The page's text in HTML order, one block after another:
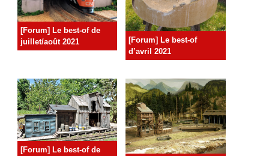
[Forum] Le best-of de
juillet/août 2021
[Forum] Le best-of
d’avril 2021
[Forum] Le best-of de